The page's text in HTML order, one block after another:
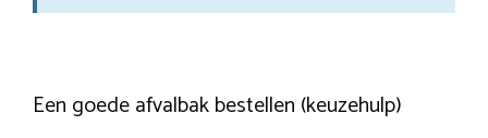
Een goede afvalbak bestellen (keuzehulp)